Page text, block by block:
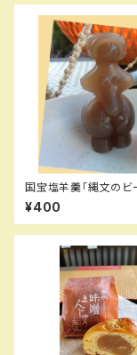
国宝塩羊羹「縄文のビ
¥400